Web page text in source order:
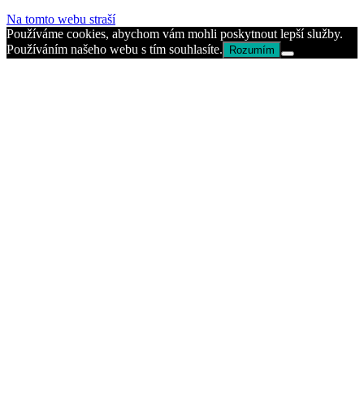
Na tomto webu straší
Používáme cookies, abychom vám mohli poskytnout lepší služby.
Používáním našeho webu s tím souhlasíte.
Rozumím